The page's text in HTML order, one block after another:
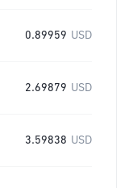
0.89959 USD
2.69879 USD
3.59838 USD